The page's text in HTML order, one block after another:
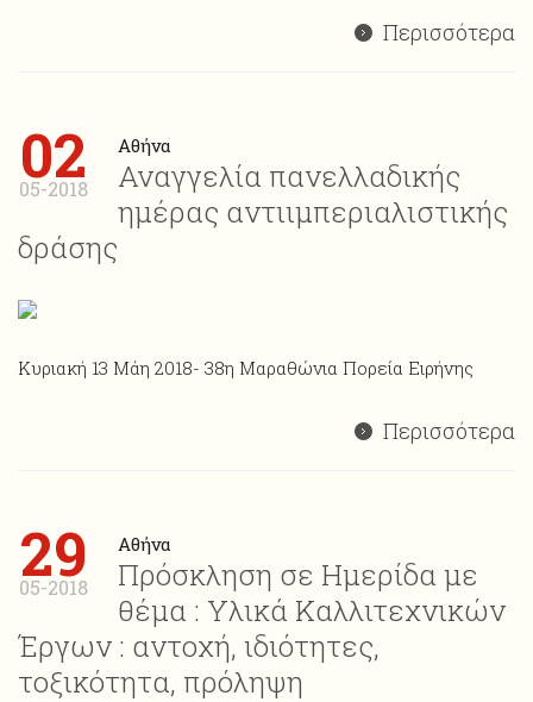
Περισσότερα
02
05-2018
Αθήνα
Αναγγελία πανελλαδικής
ημέρας αντιιμπεριαλιστικής
δράσης
Κυριακή 13 Μάη 2018- 38η Μαραθώνια Πορεία Ειρήνης
Περισσότερα
29
05-2018
Αθήνα
Πρόσκληση σε Ημερίδα με
θέμα : Υλικά Καλλιτεχνικών
Έργων : αντοχή, ιδιότητες,
τοξικότητα, πρόληψη